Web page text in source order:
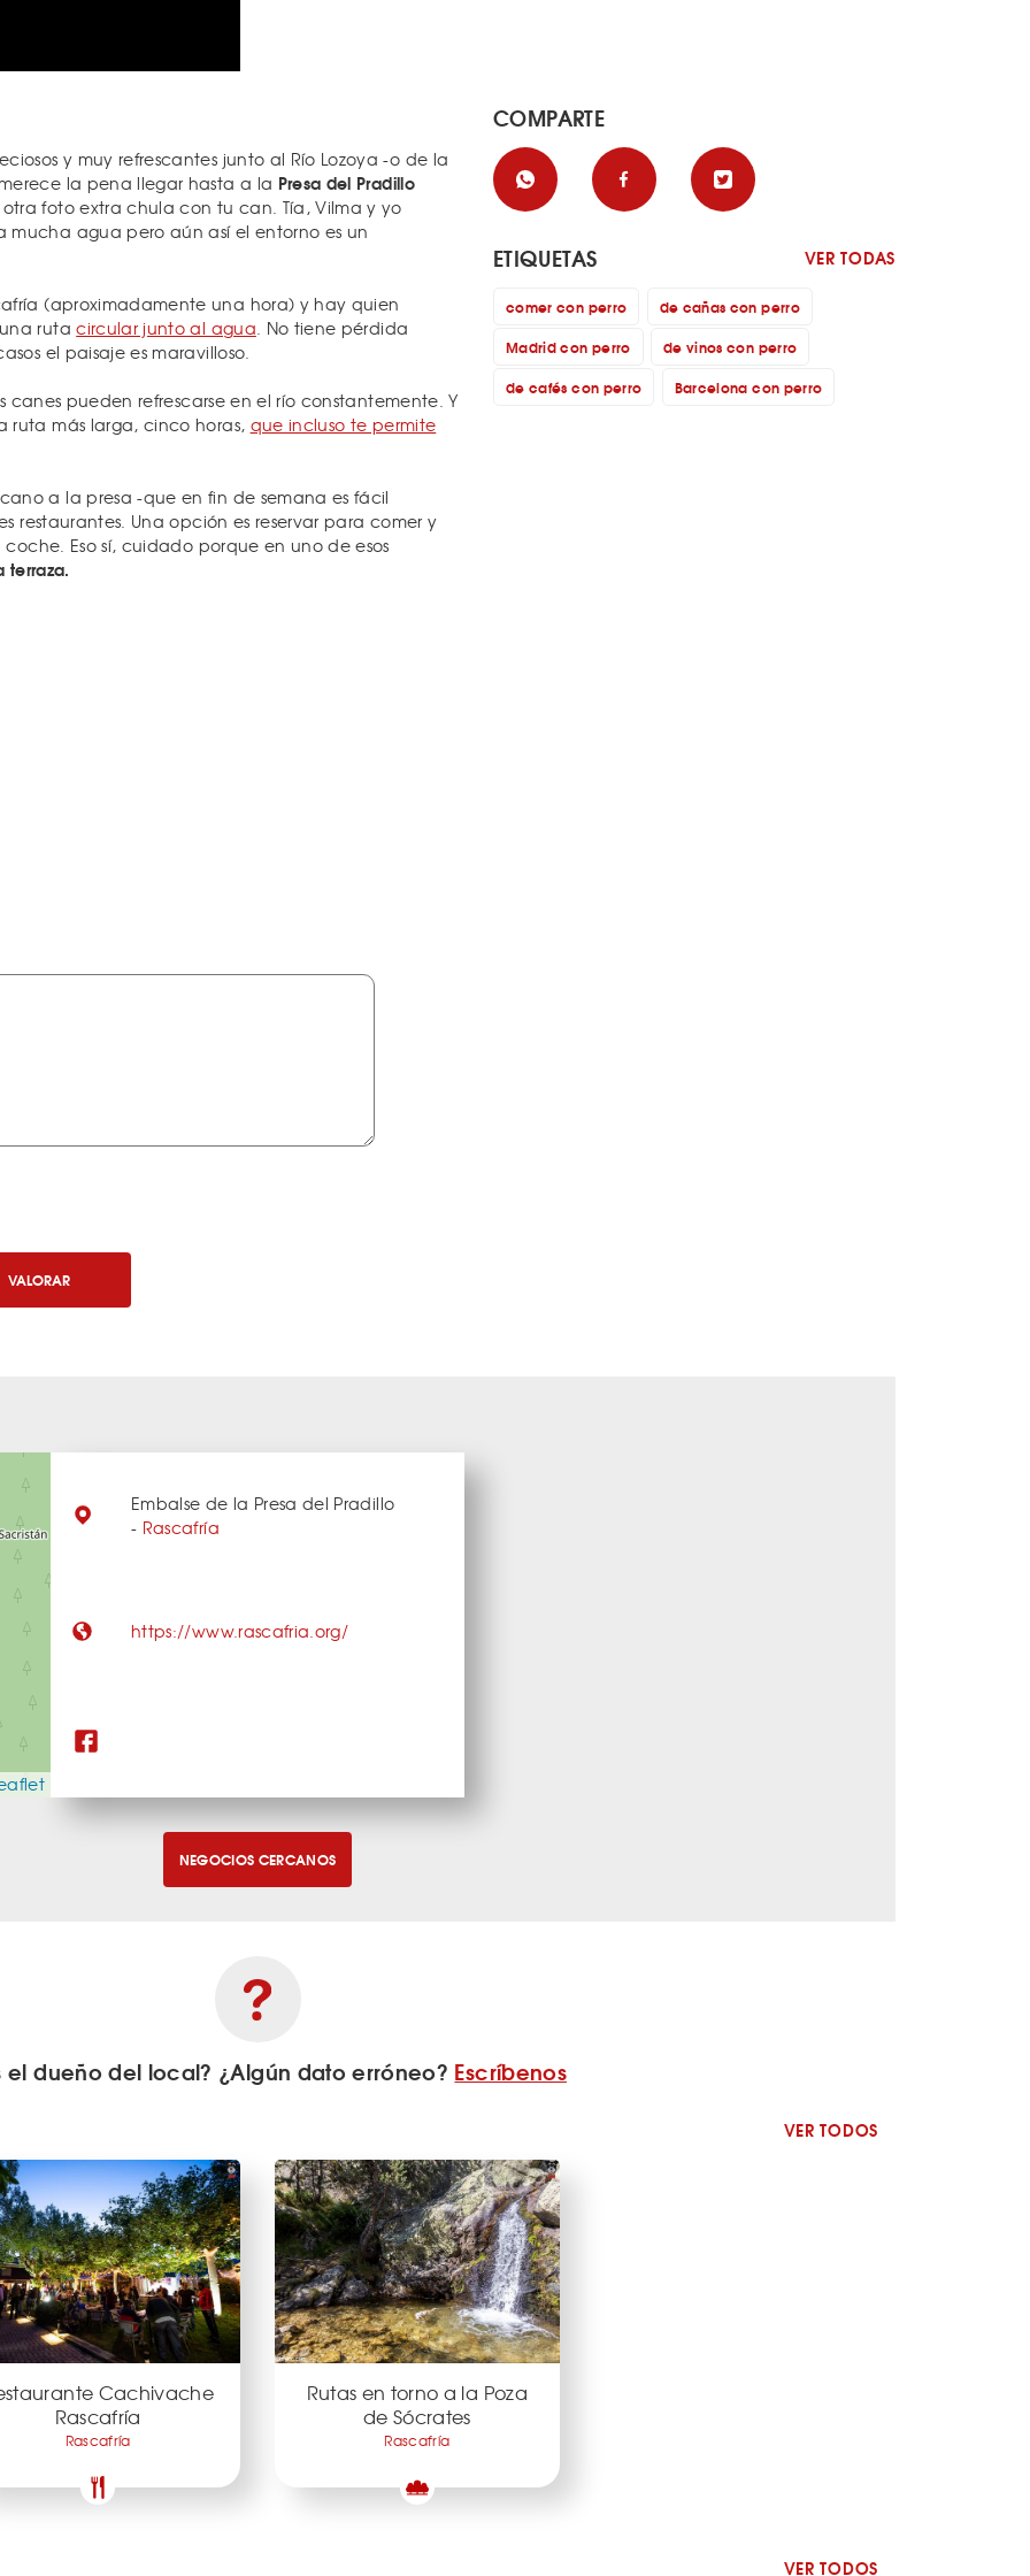
y muy refrescantes junto al Río Lozoya -o de la
la pena llegar hasta a la Presa del Pradillo
foto extra chula con tu can. Tía, Vilma y yo
mucha agua pero aún así el entorno es un
(aproximadamente una hora) y hay quien
rutacircular junto al agua. No tiene pérdida
el paisaje es maravilloso.
pueden refrescarse en el río constantemente. Y
ruta más larga, cinco horas, que incluso te permite
a la presa -que en fin de semana es fácil
restaurantes. Una opción es reservar para comer y
Eso sí, cuidado porque en uno de esos
terraza.
VALORAR
COMPARTE
ETIQUETAS VER TODAS
comer con perro
de cañas con perro
Madrid con perro
de vinos con perro
de cafés con perro
Barcelona con perro
Embalse de la Presa del Pradillo
- Rascafría
https://www.rascafria.org/
NEGOCIOS CERCANOS
el dueño del local? ¿Algún dato erróneo? Escríbenos
VER TODOS
Cachivache
Rascafría
Rascafría
Rutas en torno a la Poza
de Sócrates
Rascafría
VER TODOS